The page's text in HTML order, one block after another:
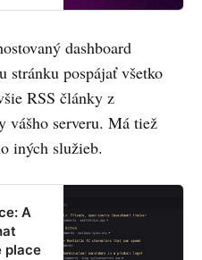
dashboard
stránku pospájať všetko
RSS články z
vášho serveru. Má tiež
iných služieb.
A
place